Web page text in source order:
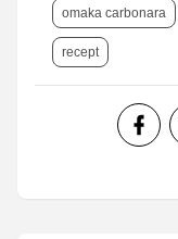
omaka carbonara
recept